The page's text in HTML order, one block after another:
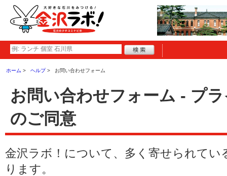
ホーム ヘルプ お問い合わせフォーム
お問い合わせフォーム - プ
のご同意
金沢ラボ！について、多く寄せられてい
ります。